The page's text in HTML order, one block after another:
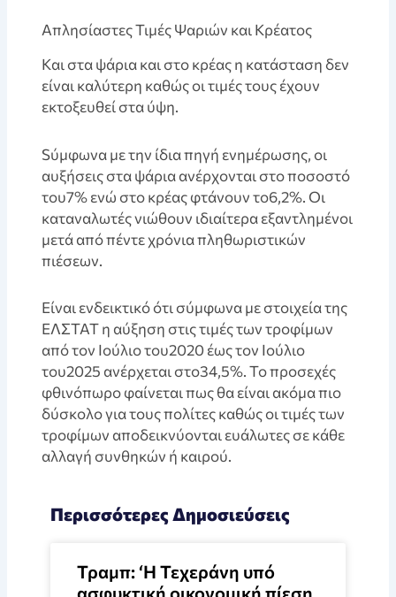
Aπλησίαστες Τιμές Ψαριών και Κρέατος
Kαι στα ψάρια και στο κρέας η κατάσταση δεν
είναι καλύτερη καθώς οι τιμές τους έχουν
εκτοξευθεί στα ύψη.
Sύμφωνα με την ίδια πηγή ενημέρωσης, οι
αυξήσεις στα ψάρια ανέρχονται στο ποσοστό
του7% ενώ στο κρέας φτάνουν το6,2%. Οι
καταναλωτές νιώθουν ιδιαίτερα εξαντλημένοι
μετά από πέντε χρόνια πληθωριστικών
πιέσεων.
Eίναι ενδεικτικό ότι σύμφωνα με στοιχεία της
ΕΛΣΤΑΤ η αύξηση στις τιμές των τροφίμων
από τον Ιούλιο του2020 έως τον Ιούλιο
του2025 ανέρχεται στο34,5%. Το προσεχές
φθινόπωρο φαίνεται πως θα είναι ακόμα πιο
δύσκολο για τους πολίτες καθώς οι τιμές των
τροφίμων αποδεικνύονται ευάλωτες σε κάθε
αλλαγή συνθηκών ή καιρού.
Περισσότερες Δημοσιεύσεις
Τραμπ: ‘Η Τεχεράνη υπό